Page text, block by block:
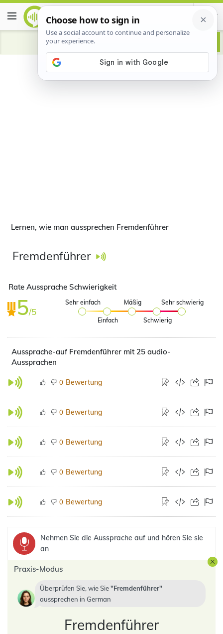
Advertisement
Lernen, wie man aussprechen Fremdenführer
Fremdenführer
Rate Aussprache Schwierigkeit
5/5
Sehr einfach
Einfach
Mäßig
Schwierig
Sehr schwierig
Aussprache-auf Fremdenführer mit 25 audio-
Aussprachen
0 Bewertung
0 Bewertung
0 Bewertung
0 Bewertung
0 Bewertung
Nehmen Sie die Aussprache auf und hören Sie sie
an
Praxis-Modus
Überprüfen Sie, wie Sie
Fremdenführer
aussprechen in German
Fremdenführer